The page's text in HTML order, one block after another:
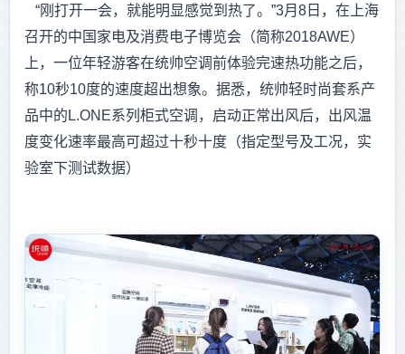
“刚打开一会，就能明显感觉到热了。”3月8日，在上海
召开的中国家电及消费电子博览会（简称2018AWE）
上，一位年轻游客在统帅空调前体验完速热功能之后，
称10秒10度的速度超出想象。据悉，统帅轻时尚套系产
品中的L.ONE系列柜式空调，启动正常出风后，出风温
度变化速率最高可超过十秒十度（指定型号及工况，实
验室下测试数据）